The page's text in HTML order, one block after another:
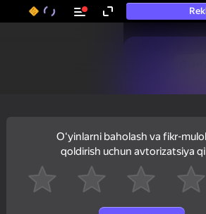
50+ eng
Oʻyinlarni baholash va fikr-
qoldirish uchun avtorizatsiya